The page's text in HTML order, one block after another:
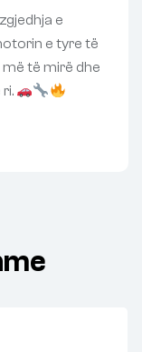
e
e tyre të
të mirë dhe